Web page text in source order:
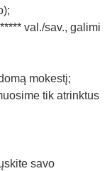
val./sav., galimi
mokestį;
tik atrinktus
savo